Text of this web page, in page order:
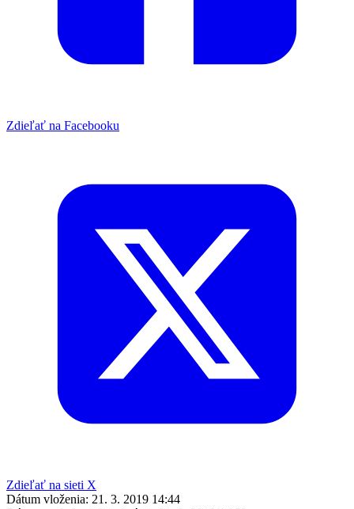
Zdieľať na Facebooku
Zdieľať na sieti X
Dátum vloženia: 21. 3. 2019 14:44